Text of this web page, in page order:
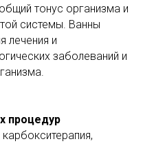
тонус организма и
системы. Ванны
лечения и
заболеваний и
процедур